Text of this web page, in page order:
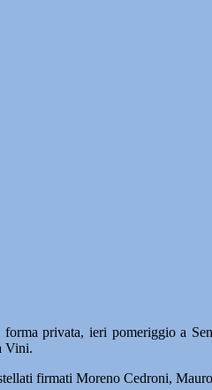
privata, ieri pomeriggio a
Vini.
firmati Moreno Cedroni,